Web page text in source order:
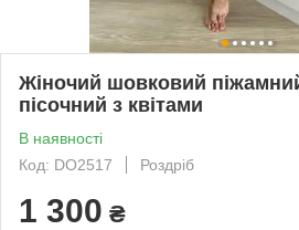
Жіночий шовковий
пісочний з квітами
В наявності
Код: DO2517
Роздріб
1 300 ₴